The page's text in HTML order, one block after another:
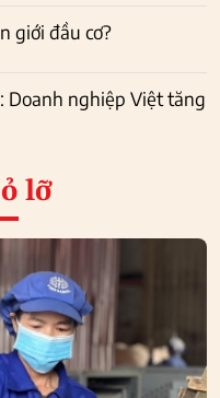
giới đầu cơ?
Doanh nghiệp Việt tăng
lỡ